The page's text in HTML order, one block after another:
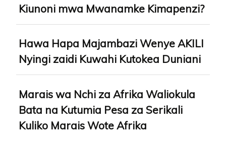
Kiunoni mwa Mwanamke Kimapenzi?
Hawa Hapa Majambazi Wenye AKILI
Nyingi zaidi Kuwahi Kutokea Duniani
Marais wa Nchi za Afrika Waliokula
Bata na Kutumia Pesa za Serikali
Kuliko Marais Wote Afrika